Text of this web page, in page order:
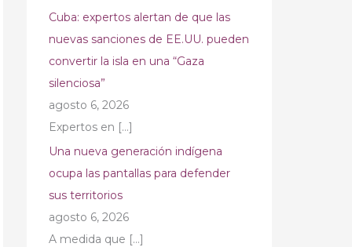
Cuba: expertos alertan de que las
nuevas sanciones de EE.UU. pueden
convertir la isla en una “Gaza
silenciosa”
agosto 6, 2026
Expertos en […]
Una nueva generación indígena
ocupa las pantallas para defender
sus territorios
agosto 6, 2026
A medida que […]